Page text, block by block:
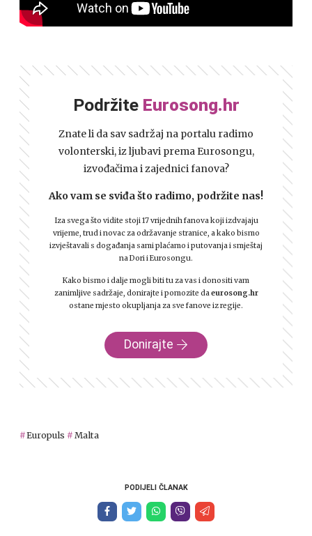
Podržite Eurosong.hr
Znate li da sav sadržaj na portalu radimo
volonterski, iz ljubavi prema Eurosongu,
izvođačima i zajednici fanova?
Ako vam se sviđa što radimo, podržite nas!
Iza svega što vidite stoji 17 vrijednih fanova koji izdvajaju
vrijeme, trud i novac za održavanje stranice, a kako bismo
izvještavali s događanja sami plaćamo i putovanja i smještaj
na Dori i Eurosongu.
Kako bismo i dalje mogli biti tu za vas i donositi vam
zanimljive sadržaje, donirajte i pomozite da eurosong.hr
ostane mjesto okupljanja za sve fanove iz regije.
Donirajte
Europuls Malta
PODIJELI ČLANAK